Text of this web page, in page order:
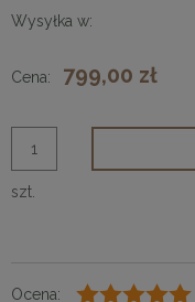
Wysyłka w:
Cena: 799,00 zł
szt.
Ocena: